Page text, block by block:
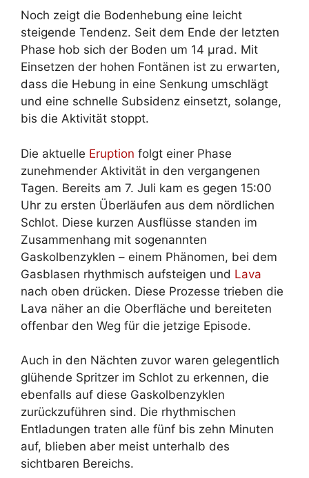
Noch zeigt die Bodenhebung eine leicht
steigende Tendenz. Seit dem Ende der letzten
Phase hob sich der Boden um 14 µrad. Mit
Einsetzen der hohen Fontänen ist zu erwarten,
dass die Hebung in eine Senkung umschlägt
und eine schnelle Subsidenz einsetzt, solange,
bis die Aktivität stoppt.
Die aktuelle Eruption folgt einer Phase
zunehmender Aktivität in den vergangenen
Tagen. Bereits am 7. Juli kam es gegen 15:00
Uhr zu ersten Überläufen aus dem nördlichen
Schlot. Diese kurzen Ausflüsse standen im
Zusammenhang mit sogenannten
Gaskolbenzyklen – einem Phänomen, bei dem
Gasblasen rhythmisch aufsteigen und Lava
nach oben drücken. Diese Prozesse trieben die
Lava näher an die Oberfläche und bereiteten
offenbar den Weg für die jetzige Episode.
Auch in den Nächten zuvor waren gelegentlich
glühende Spritzer im Schlot zu erkennen, die
ebenfalls auf diese Gaskolbenzyklen
zurückzuführen sind. Die rhythmischen
Entladungen traten alle fünf bis zehn Minuten
auf, blieben aber meist unterhalb des
sichtbaren Bereichs.